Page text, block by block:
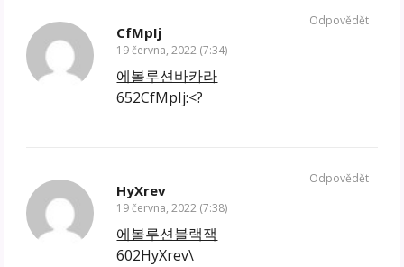
CfMpIj
19 června, 2022 (7:34)
에볼루션바카라
652CfMpIj:<?
Odpovědět
HyXrev
19 června, 2022 (7:38)
에볼루션블랙잭
602HyXrev\
Odpovědět